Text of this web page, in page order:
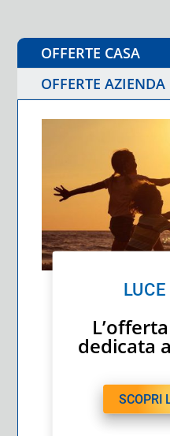
OFFERTE CASA
OFFERTE AZIENDA
dedicata
SCOPRI